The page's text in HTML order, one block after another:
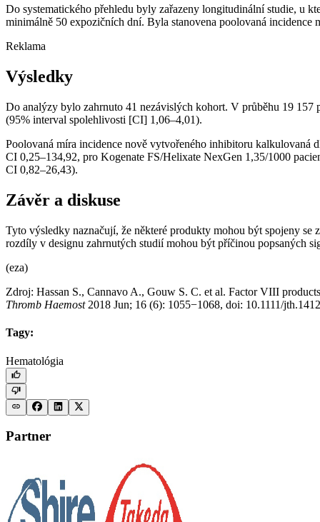
Do systematického přehledu byly zařazeny longitudinální studie, u
minimálně 50 expozičních dní. Byla stanovena poolovaná
Reklama
Výsledky
Do analýzy bylo zahrnuto 41 nezávislých kohort. V průběhu 19
(95% interval spolehlivosti [CI] 1,06–4,01).
Poolovaná míra incidence nově vytvořeného inhibitoru kalkulovaná
CI 0,25–134,92, pro Kogenate FS/Helixate NexGen 1,35/1000
CI 0,82–26,43).
Závěr a diskuse
Tyto výsledky naznačují, že některé produkty mohou být spojeny
rozdíly v designu zahrnutých studií mohou být příčinou popsaných
(eza)
Zdroj: Hassan S., Cannavo A., Gouw S. C. et al. Factor VIII
Thromb Haemost2018 Jun; 16 (6): 1055−1068, doi: 10.1111/
Tagy:
Hematológia
Partner